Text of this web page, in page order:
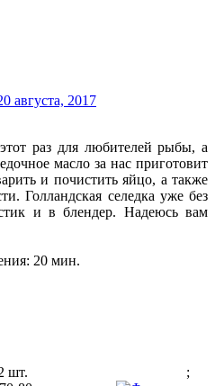
августа, 2017
раз для любителей рыбы, а
масло за нас приготовит
и почистить яйцо, а также
Голландская селедка уже без
и в блендер. Надеюсь вам
20 мин.
шт.
;